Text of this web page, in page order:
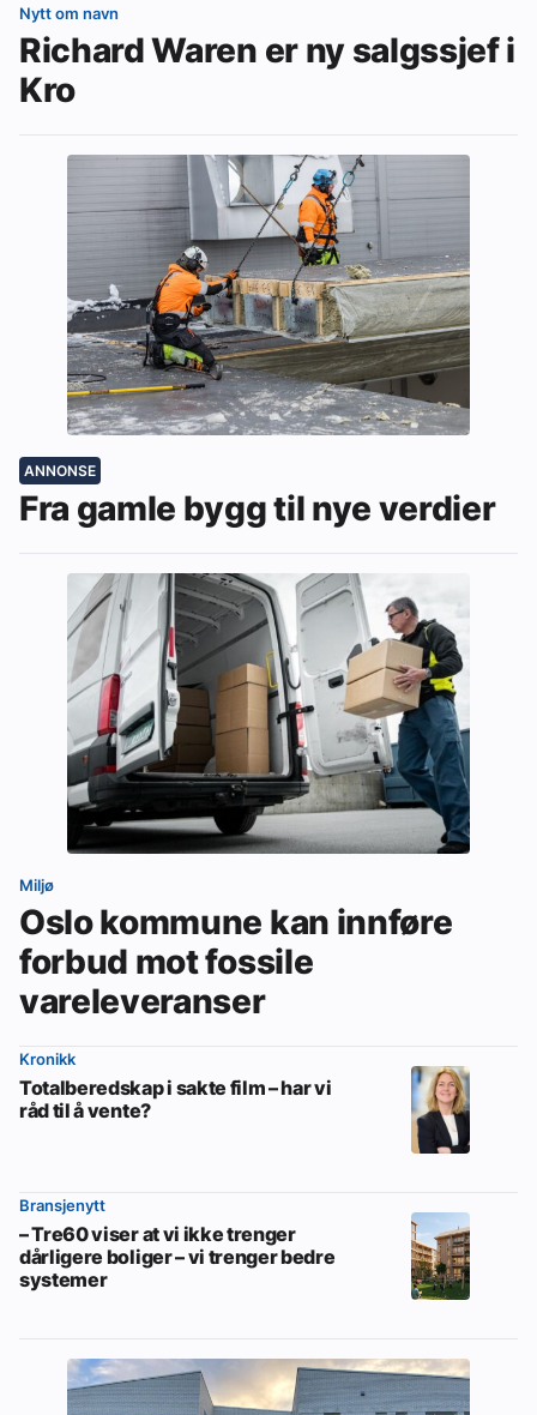
Nytt om navn
Richard Waren er ny salgssjef i
Kro
ANNONSE
Fra gamle bygg til nye verdier
Miljø
Oslo kommune kan innføre
forbud mot fossile
vareleveranser
Kronikk
Totalberedskap i sakte film – har vi
råd til å vente?
Bransjenytt
– Tre60 viser at vi ikke trenger
dårligere boliger – vi trenger bedre
systemer